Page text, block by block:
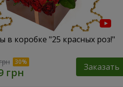
в коробке "25 красных роз!"
Заказать